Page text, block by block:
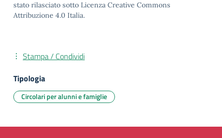
stato rilasciato sotto Licenza Creative Commons
Attribuzione 4.0 Italia.
Stampa / Condividi
Tipologia
Circolari per alunni e famiglie